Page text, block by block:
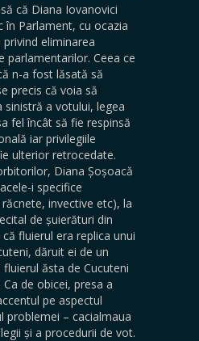
că Diana Iovanovici
în Parlament, cu ocazia
eliminarea
parlamentarilor. Ceea ce
n-a fost lăsată să
precis că voia să
sinistră a votului, legea
fel încât să fie respinsă
iar privilegiile
ulterior retrocedate.
Diana Șoșoacă
i specifice
invective etc), la
de șuierături din
fluierul era replica unui
dăruit ei de un
ăsta de Cucuteni
de obicei, presa a
pe aspectul
problemei – cacialmaua
și a procedurii de vot.